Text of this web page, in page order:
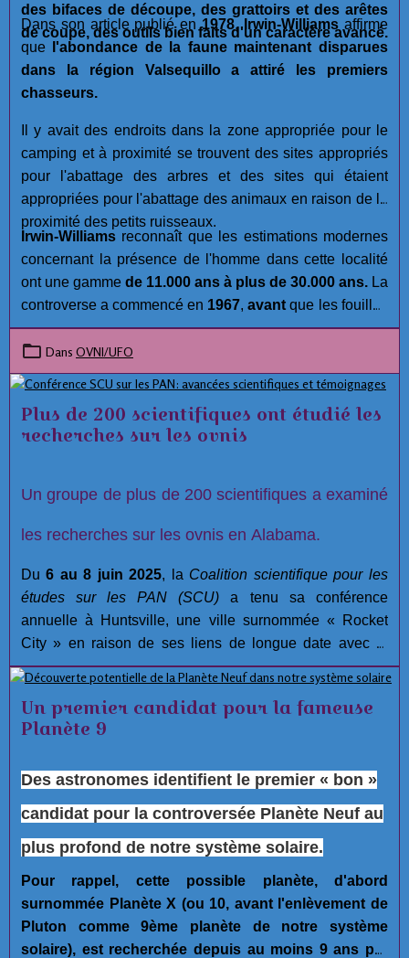
des bifaces de découpe, des grattoirs et des arêtes
de coupe, des outils bien faits d'un caractère avancé.
Dans son article publié en1978, Irwin-Williams affirme
que
l'abondance de la faune maintenant disparues
dans la région Valsequillo a attiré les premiers
chasseurs.
Il y avait des endroits dans la zone appropriée pour le
camping et à proximité se trouvent des sites appropriés
pour l'abattage des arbres et des sites qui étaient
appropriées pour l'abattage des animaux en raison de la
proximité des petits ruisseaux.
Irwin-Williams reconnaît que les estimations modernes
concernant la présence de l'homme dans cette localité
ont une gamme de 11.000 ans à plus de 30.000 ans. La
controverse a commencé en 1967, avant que les fouilles
aient été réalisées. Malgré les efforts approfondis et la
compétence des membres de l'équipe archéologiques à
Hueyatlaco,Jose L. Lorenzo, Directeur de la
Préhistoire à l'Instituto Nacional de Antropología e
Historia, a lancé plusieurs allégations concernant
l'intégrité du projet à Hueyatlaco, El Horno, et
Dans OVNI/UFO
Plus de 200 scientifiques ont étudié les
recherches sur les ovnis
Un groupe de plus de 200 scientifiques a examiné
les recherches sur les ovnis en Alabama.
Du 6 au 8 juin 2025, la Coalition scientifique pour les
études sur les PAN (SCU) a tenu sa conférence
annuelle à Huntsville, une ville surnommée « Rocket
City » en raison de ses liens de longue date avec la
recherche aérospatiale.
Un premier candidat pour la fameuse
Planète 9
Des astronomes identifient le premier « bon »
candidat pour la controversée Planète Neuf au
plus profond de notre système solaire.
Pour rappel, cette possible planète, d'abord
surnommée Planète X (ou 10, avant l'enlèvement de
Pluton comme 9ème planète de notre système
solaire), est recherchée depuis au moins 9 ans par